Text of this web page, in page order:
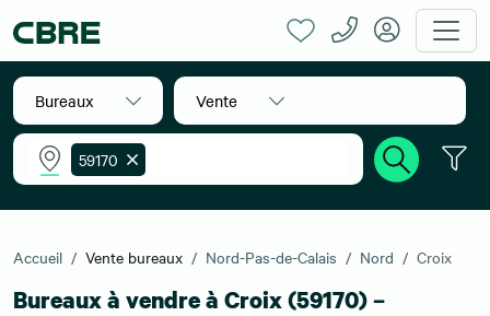
Bureaux Vente
59170
Accueil Vente bureaux Nord-Pas-de-Calais Nord Croix
Bureaux à vendre à Croix (59170) –